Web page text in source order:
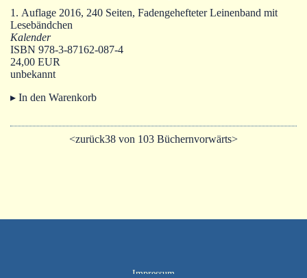
1. Auflage 2016, 240 Seiten, Fadengehefteter Leinenband mit
Lesebändchen
Kalender
ISBN 978-3-87162-087-4
24,00 EUR
unbekannt
▸ In den Warenkorb
<zurück38 von 103 Büchernvorwärts>
Impressum